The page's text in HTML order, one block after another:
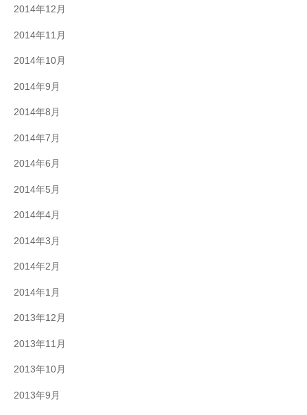
2014年12月
2014年11月
2014年10月
2014年9月
2014年8月
2014年7月
2014年6月
2014年5月
2014年4月
2014年3月
2014年2月
2014年1月
2013年12月
2013年11月
2013年10月
2013年9月